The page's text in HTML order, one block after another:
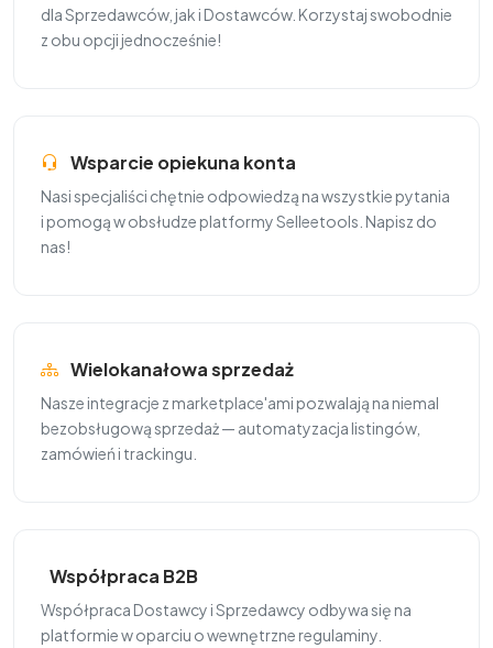
dla Sprzedawców, jak i Dostawców. Korzystaj swobodnie
z obu opcji jednocześnie!
Wsparcie opiekuna konta
Nasi specjaliści chętnie odpowiedzą na wszystkie pytania
i pomogą w obsłudze platformy Selleetools. Napisz do
nas!
Wielokanałowa sprzedaż
Nasze integracje z marketplace'ami pozwalają na niemal
bezobsługową sprzedaż — automatyzacja listingów,
zamówień i trackingu.
Współpraca B2B
Współpraca Dostawcy i Sprzedawcy odbywa się na
platformie w oparciu o wewnętrzne regulaminy.